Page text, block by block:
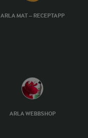
ARLA MAT – RECEPTAPP
ARLA WEBBSHOP